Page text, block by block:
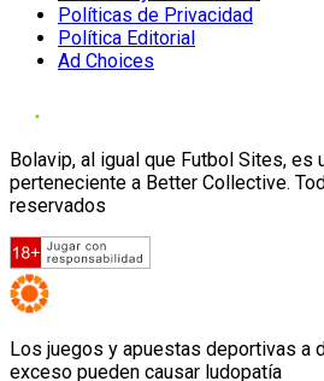
Políticas de Privacidad
Política Editorial
Ad Choices
Bolavip, al igual que Futbol Sites, es
perteneciente a Better Collective.
reservados
Los juegos y apuestas deportivas a
exceso pueden causar ludopatía